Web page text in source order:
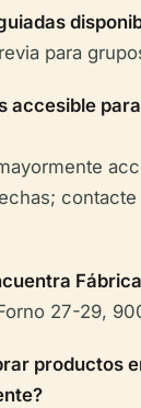
para
accesible
27-29,
productos